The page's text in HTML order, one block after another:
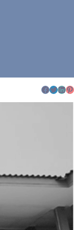
Facebook Twitter LinkedIn Pinterest